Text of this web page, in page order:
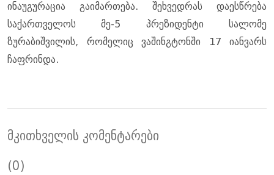
ინაუგურაცია გაიმართება. შეხვედრას დაესწრება
საქართველოს მე-5 პრეზიდენტი სალომე
ზურაბიშვილის, რომელიც ვაშინგტონში 17 იანვარს
ჩაფრინდა.
მკითხველის კომენტარები
(0)